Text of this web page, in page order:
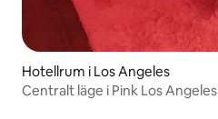
Hotellrum i Los Angeles
Centralt läge i Pink Los Angeles